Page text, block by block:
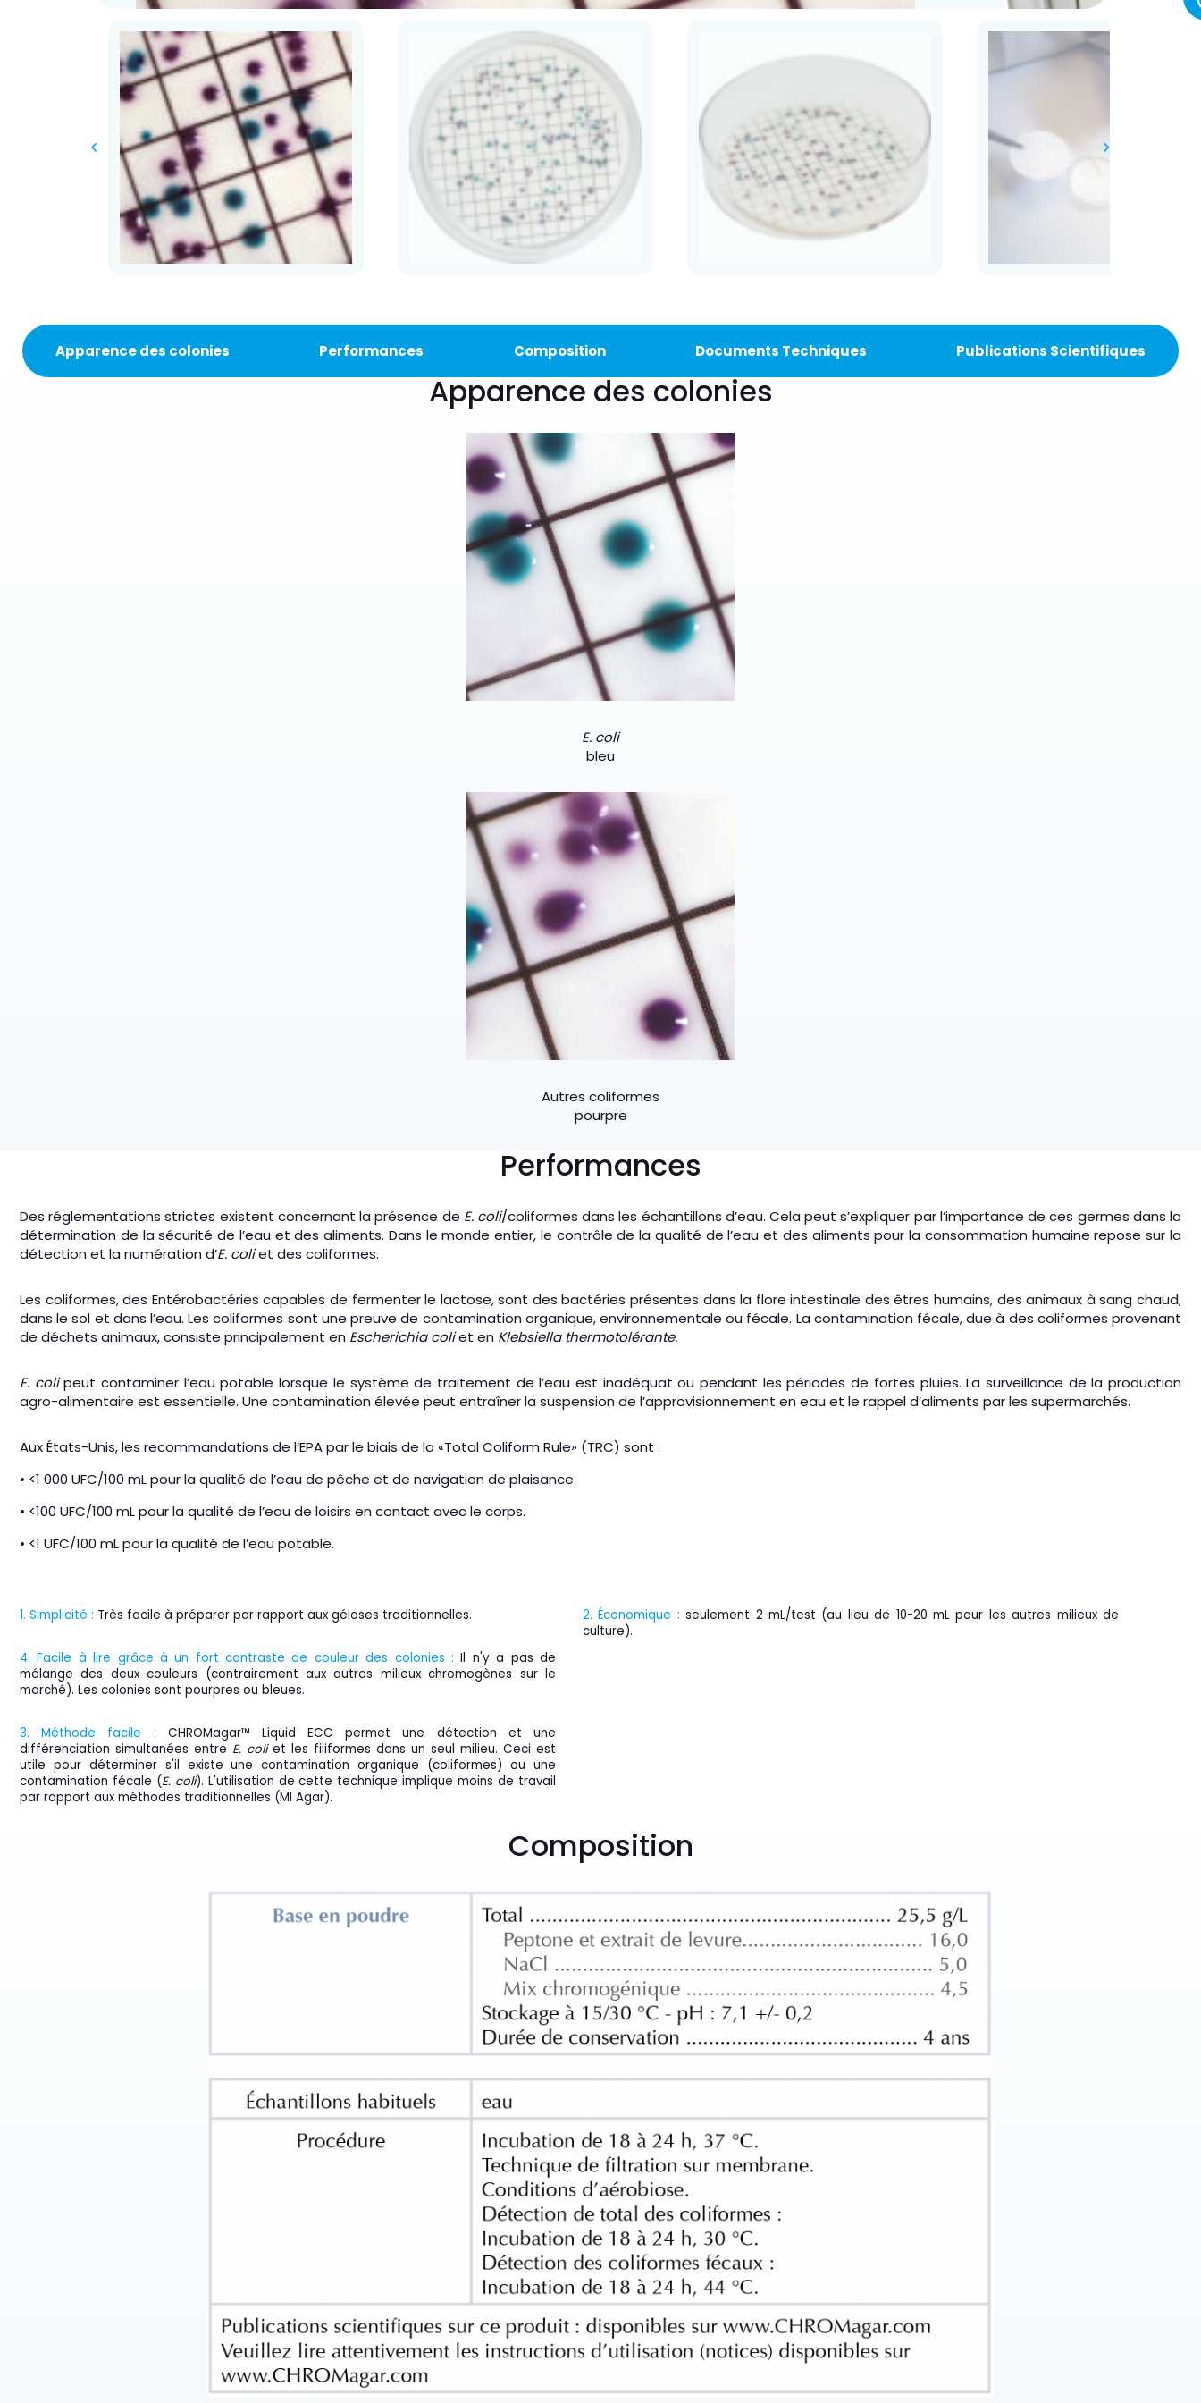
Apparence des colonies Performances Composition Documents Techniques Publications Scientifiques
Apparence des colonies
E. coli
bleu
Autres coliformes
pourpre
Performances
Des réglementations strictes existent concernant la présence de E. coli/coliformes dans les échantillons d’eau. Cela peut s’expliquer par l’importance de ces germes dans la
détermination de la sécurité de l’eau et des aliments. Dans le monde entier, le contrôle de la qualité de l’eau et des aliments pour la consommation humaine repose sur la
détection et la numération d’E. coliet des coliformes.
Les coliformes, des Entérobactéries capables de fermenter le lactose, sont des bactéries présentes dans la flore intestinale des êtres humains, des animaux à sang chaud,
dans le sol et dans l’eau. Les coliformes sont une preuve de contamination organique, environnementale ou fécale. La contamination fécale, due à des coliformes provenant
de déchets animaux, consiste principalement en Escherichia coliet en Klebsiella thermotolérante.
E. colipeut contaminer l’eau potable lorsque le système de traitement de l’eau est inadéquat ou pendant les périodes de fortes pluies. La surveillance de la production
agro-alimentaire est essentielle. Une contamination élevée peut entraîner la suspension de l’approvisionnement en eau et le rappel d’aliments par les supermarchés.
Aux États-Unis, les recommandations de l’EPA par le biais de la «Total Coliform Rule» (TRC) sont :
• <1 000 UFC/100 mL pour la qualité de l’eau de pêche et de navigation de plaisance.
• <100 UFC/100 mL pour la qualité de l’eau de loisirs en contact avec le corps.
• <1 UFC/100 mL pour la qualité de l’eau potable.
1. Simplicité : Très facile à préparer par rapport aux géloses traditionnelles.
4. Facile à lire grâce à un fort contraste de couleur des colonies : Il n'y a pas de
mélange des deux couleurs (contrairement aux autres milieux chromogènes sur le
marché). Les colonies sont pourpres ou bleues.
2.Économique :seulement 2 mL/test (au lieu de 10-20 mL pour les autres milieux de
culture).
3. Méthode facile : CHROMagar™ Liquid ECC permet une détection et une
différenciation simultanées entre E. coliet les filiformes dans un seul milieu. Ceci est
utile pour déterminer s'il existe une contamination organique (coliformes) ou une
contamination fécale (E. coli). L'utilisation de cette technique implique moins de travail
par rapport aux méthodes traditionnelles (MI Agar).
Composition